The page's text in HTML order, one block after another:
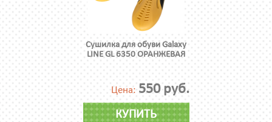
Сушилка для обуви Galaxy
LINE GL 6350 ОРАНЖЕВАЯ
Цена: 550 руб.
КУПИТЬ